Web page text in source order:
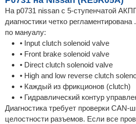
На p0731 nissan с 5-ступенчатой
диагностики четко
по мануалу:
• Input clutch solenoid valve
• Front brake solenoid valve
• Direct clutch solenoid valve
• High and low reverse clutch
• Каждый из фрикционов (clutch)
• Гидравлический контур
Диагностика требует проверки CAN-
целостности разъемов. Если все